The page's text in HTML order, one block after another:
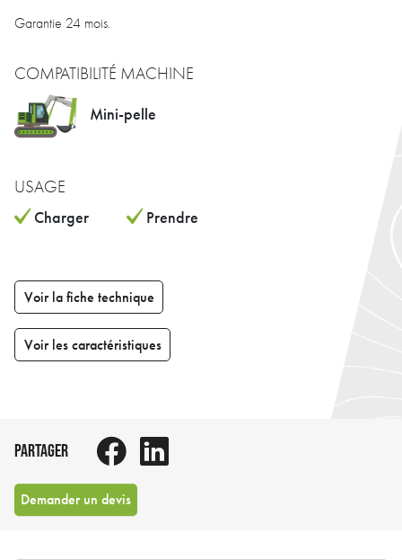
Garantie 24 mois.
COMPATIBILITÉ MACHINE
Mini-pelle
USAGE
Charger Prendre
Voir la fiche technique
Voir les caractéristiques
PARTAGER
Demander un devis